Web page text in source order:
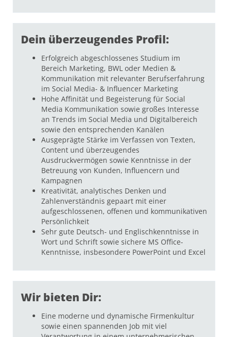
Dein überzeugendes Profil:
Erfolgreich abgeschlossenes Studium im
Bereich Marketing, BWL oder Medien &
Kommunikation mit relevanter Berufserfahrung
im Social Media- & Influencer Marketing
Hohe Affinität und Begeisterung für Social
Media Kommunikation sowie großes Interesse
an Trends im Social Media und Digitalbereich
sowie den entsprechenden Kanälen
Ausgeprägte Stärke im Verfassen von Texten,
Content und überzeugendes
Ausdruckvermögen sowie Kenntnisse in der
Betreuung von Kunden, Influencern und
Kampagnen
Kreativität, analytisches Denken und
Zahlenverständnis gepaart mit einer
aufgeschlossenen, offenen und kommunikativen
Persönlichkeit
Sehr gute Deutsch- und Englischkenntnisse in
Wort und Schrift sowie sichere MS Office-
Kenntnisse, insbesondere PowerPoint und Excel
Wir bieten Dir:
Eine moderne und dynamische Firmenkultur
sowie einen spannenden Job mit viel